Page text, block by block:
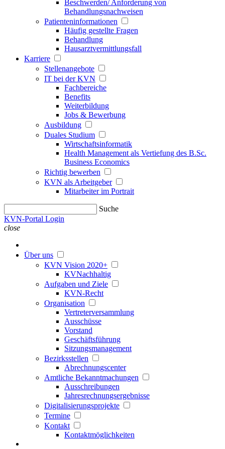
Beschwerden/ Anforderung von
Behandlungsnachweisen
Patienteninformationen
Häufig gestellte Fragen
Behandlung
Hausarztvermittlungsfall
Karriere
Stellenangebote
IT bei der KVN
Fachbereiche
Benefits
Weiterbildung
Jobs & Bewerbung
Ausbildung
Duales Studium
Wirtschaftsinformatik
Health Management als Vertiefung des B.Sc.
Business Economics
Richtig bewerben
KVN als Arbeitgeber
Mitarbeiter im Portrait
Suche
KVN-Portal Login
close
Über uns
KVN Vision 2020+
KVNachhaltig
Aufgaben und Ziele
KVN-Recht
Organisation
Vertreterversammlung
Ausschüsse
Vorstand
Geschäftsführung
Sitzungsmanagement
Bezirksstellen
Abrechnungscenter
Amtliche Bekanntmachungen
Ausschreibungen
Jahresrechnungsergebnisse
Digitalisierungsprojekte
Termine
Kontakt
Kontaktmöglichkeiten